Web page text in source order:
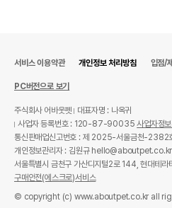
서비스 이용약관 개인정보 처리방침 입점/
PC버전으로 보기
주식회사 어바웃펫
대표자명 : 나옥귀
사업자 등록번호 : 120-87-90035사업자정
통신판매업신고번호 : 제 2025-서울금천-2382
개인정보관리자 : 김원규 hello@aboutpet.co.kr
서울특별시 금천구 가산디지털2로 144, 현대테
구매안전(에스크로)서비스
© copyright (c) www.aboutpet.co.kr all